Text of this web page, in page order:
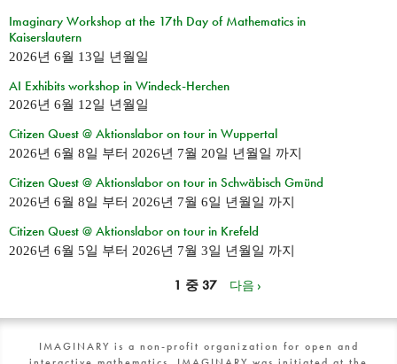
Imaginary Workshop at the 17th Day of Mathematics in
Kaiserslautern
2026년 6월 13일 년월일
AI Exhibits workshop in Windeck-Herchen
2026년 6월 12일 년월일
Citizen Quest @ Aktionslabor on tour in Wuppertal
2026년 6월 8일 부터 2026년 7월 20일 년월일 까지
Citizen Quest @ Aktionslabor on tour in Schwäbisch Gmünd
2026년 6월 8일 부터 2026년 7월 6일 년월일 까지
Citizen Quest @ Aktionslabor on tour in Krefeld
2026년 6월 5일 부터 2026년 7월 3일 년월일 까지
1 중 37 다음 ›
IMAGINARY is a non-profit organization for open and